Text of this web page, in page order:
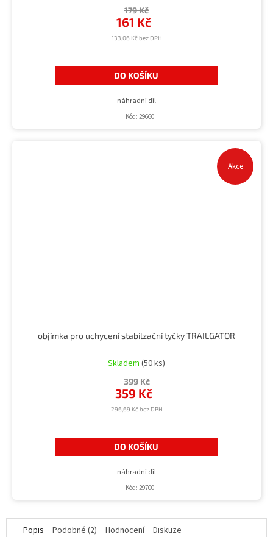
je
5,0
z
133,06 Kč bez DPH
161 Kč
179 Kč
DO KOŠÍKU
náhradní díl
Kód: 29660
Akce
objímka pro uchycení stabilzační tyčky TRAILGATOR
hodnocení
je
5,0
z
Skladem (50 ks)
296,69 Kč bez DPH
359 Kč
399 Kč
DO KOŠÍKU
náhradní díl
Kód: 29700
Popis Podobné (2) Hodnocení Diskuze